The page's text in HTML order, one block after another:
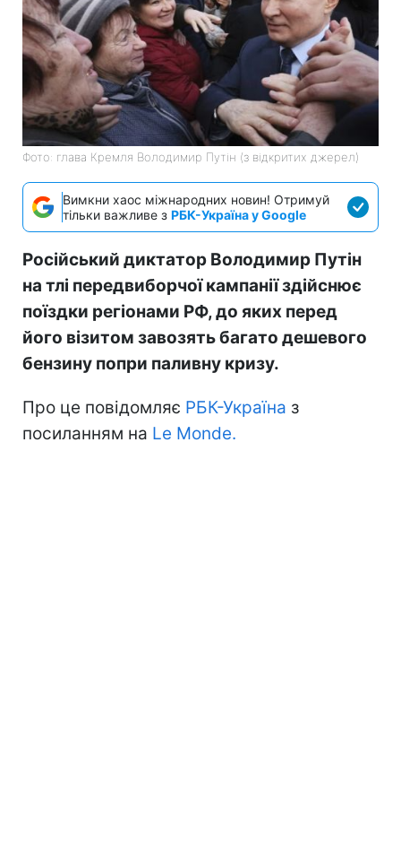
Фото: глава Кремля Володимир Путін (з відкритих джерел)
Вимкни хаос міжнародних новин! Отримуй
тільки важливе з РБК-Україна у Google
Російський диктатор Володимир Путін
на тлі передвиборчої кампанії здійснює
поїздки регіонами РФ, до яких перед
його візитом завозять багато дешевого
бензину попри паливну кризу.
Про це повідомляє РБК-Україна з
посиланням на Le Monde.